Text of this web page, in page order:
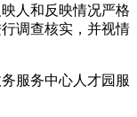
人和反映情况严格
调查核实，并视情
服务中心人才园服